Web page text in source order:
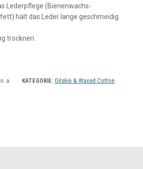
Lederpflege (Bienenwachs-
hält das Leder lange geschmeidig
trocknen.
n. a. KATEGORIE: Oilskin & Waxed Cotton